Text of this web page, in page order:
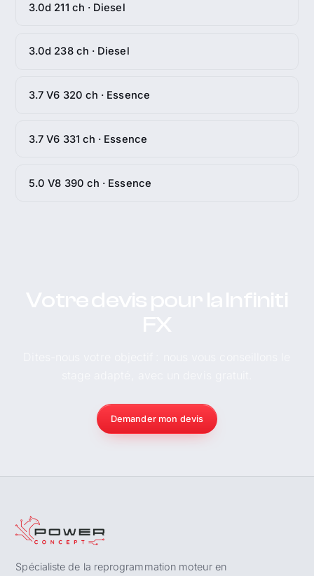
3.0d 211 ch · Diesel
3.0d 238 ch · Diesel
3.7 V6 320 ch · Essence
3.7 V6 331 ch · Essence
5.0 V8 390 ch · Essence
Demander mon devis
Spécialiste de la reprogrammation moteur en